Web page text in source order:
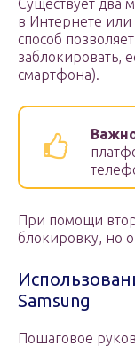
Существует два
в Интернете
способ
заблокировать,
смартфона).
При помощи
блокировку, но
Samsung
Пошаговое